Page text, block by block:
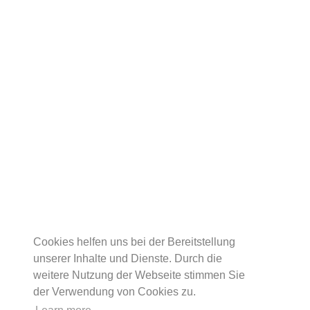
Cookies helfen uns bei der Bereitstellung
unserer Inhalte und Dienste. Durch die
weitere Nutzung der Webseite stimmen Sie
der Verwendung von Cookies zu.